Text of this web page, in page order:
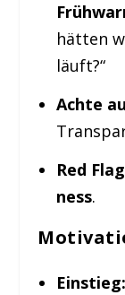
hätten
läuft?“
Achte
Red
ness.
Einstieg: